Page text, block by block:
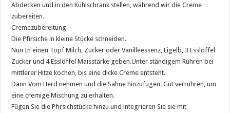
Abdecken und in den Kühlschrank stellen, während wir die Creme
zubereiten.
Cremezubereitung
Die Pfirsiche in kleine Stücke schneiden.
Nun In einen Topf Milch, Zucker oder Vanilleessenz, Eigelb, 3 Esslöffel
Zucker und 4 Esslöffel Maisstärke geben.Unter ständigem Rühren bei
mittlerer Hitze kochen, bis eine dicke Creme entsteht.
Dann Vom Herd nehmen und die Sahne hinzufügen. Gut verrühren, um
eine cremige Mischung zu erhalten.
Fügen Sie die Pfirsichstücke hinzu und integrieren Sie sie mit